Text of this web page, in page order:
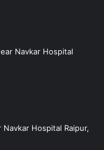
Navkar Hospital
Hospital Raipur,